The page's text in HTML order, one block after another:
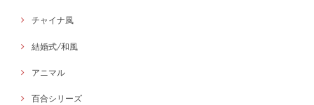
チャイナ風
結婚式/和風
アニマル
百合シリーズ